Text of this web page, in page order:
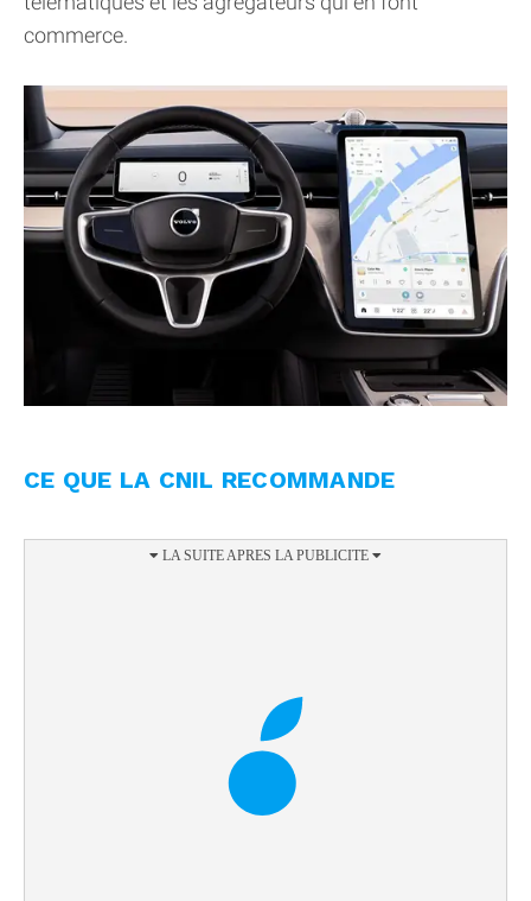
commerce.
CE QUE LA CNIL RECOMMANDE